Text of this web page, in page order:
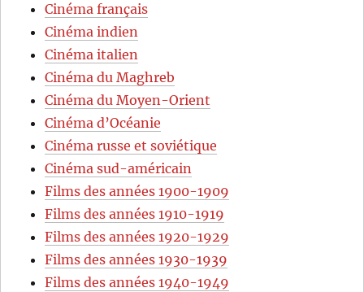
Cinéma français
Cinéma indien
Cinéma italien
Cinéma du Maghreb
Cinéma du Moyen-Orient
Cinéma d’Océanie
Cinéma russe et soviétique
Cinéma sud-américain
Films des années 1900-1909
Films des années 1910-1919
Films des années 1920-1929
Films des années 1930-1939
Films des années 1940-1949